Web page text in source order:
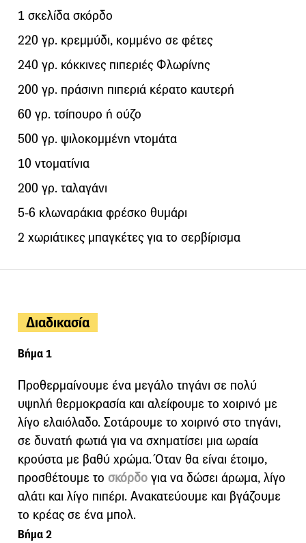
1 σκελίδα σκόρδο
220 γρ. κρεμμύδι, κομμένο σε φέτες
240 γρ. κόκκινες πιπεριές Φλωρίνης
200 γρ. πράσινη πιπεριά κέρατο καυτερή
60 γρ. τσίπουρο ή ούζο
500 γρ. ψιλοκομμένη ντομάτα
10 ντοματίνια
200 γρ. ταλαγάνι
5-6 κλωναράκια φρέσκο θυμάρι
2 χωριάτικες μπαγκέτες για το σερβίρισμα
Διαδικασία
Βήμα 1
Προθερμαίνουμε ένα μεγάλο τηγάνι σε πολύ
υψηλή θερμοκρασία και αλείφουμε το χοιρινό με
λίγο ελαιόλαδο. Σοτάρουμε το χοιρινό στο τηγάνι,
σε δυνατή φωτιά για να σχηματίσει μια ωραία
κρούστα με βαθύ χρώμα. Όταν θα είναι έτοιμο,
προσθέτουμε το σκόρδο για να δώσει άρωμα, λίγο
αλάτι και λίγο πιπέρι. Ανακατεύουμε και βγάζουμε
το κρέας σε ένα μπολ.
Βήμα 2